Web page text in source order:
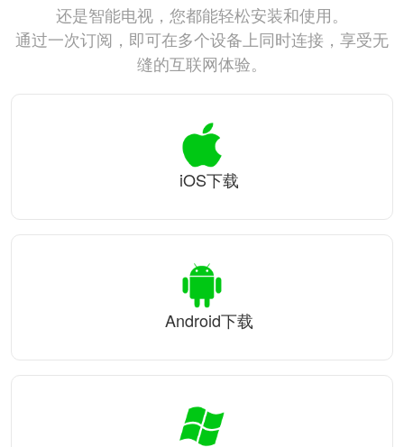
还是智能电视，您都能轻松安装和使用。
通过一次订阅，即可在多个设备上同时连接，享受无
缝的互联网体验。
iOS下载
Android下载